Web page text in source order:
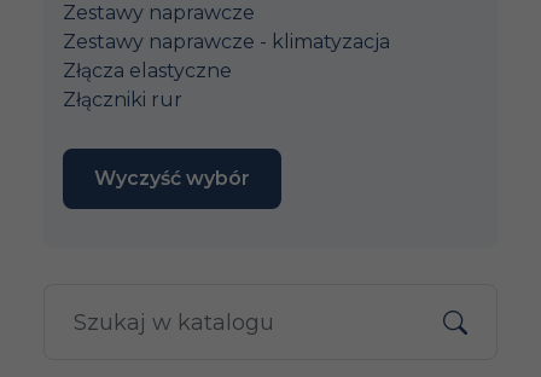
Zestawy naprawcze
Zestawy naprawcze - klimatyzacja
Złącza elastyczne
Złączniki rur
Wyczyść wybór